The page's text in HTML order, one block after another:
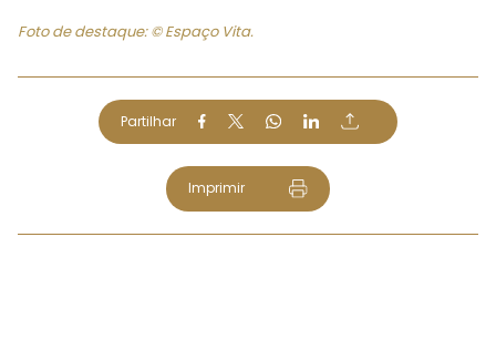
Foto de destaque: © Espaço Vita.
Partilhar
Imprimir